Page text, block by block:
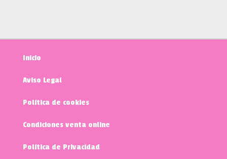
Inicio
Aviso Legal
Política de cookies
Condiciones venta online
Política de Privacidad